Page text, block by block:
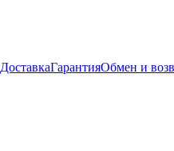
ДоставкаГарантияОбмен и